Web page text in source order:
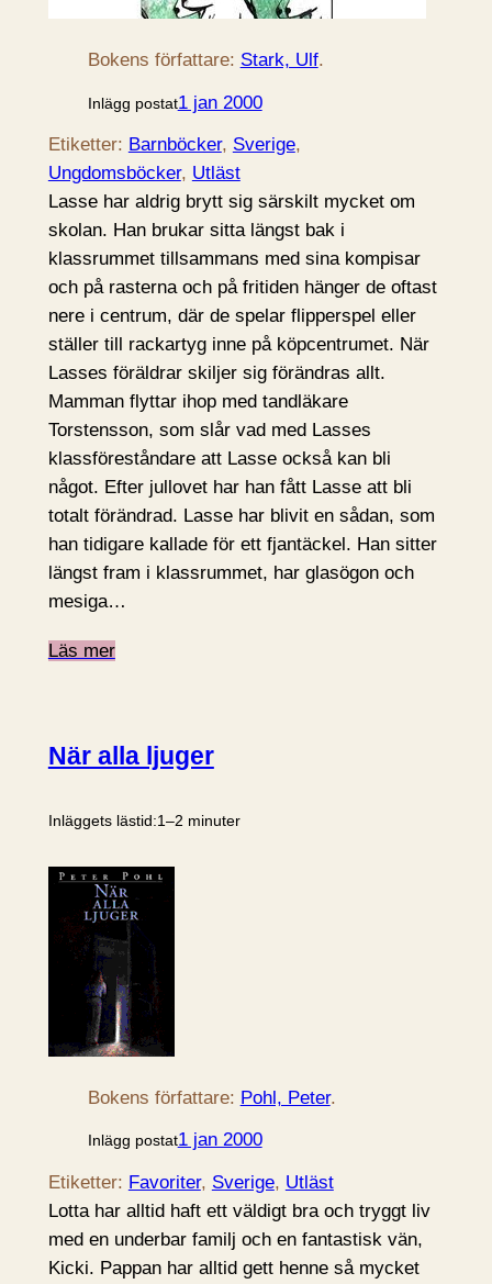
Bokens författare: Stark, Ulf.
Inlägg postat1 jan 2000
Etiketter: Barnböcker, Sverige
Ungdomsböcker, Utläst
Lasse har aldrig brytt sig särskilt mycket om
skolan. Han brukar sitta längst bak i
klassrummet tillsammans med sina kompisar
och på rasterna och på fritiden hänger de oftast
nere i centrum, där de spelar flipperspel eller
ställer till rackartyg inne på köpcentrumet. När
Lasses föräldrar skiljer sig förändras allt.
Mamman flyttar ihop med tandläkare
Torstensson, som slår vad med Lasses
klassföreståndare att Lasse också kan bli
något. Efter jullovet har han fått Lasse att bli
totalt förändrad. Lasse har blivit en sådan, som
han tidigare kallade för ett fjantäckel. Han sitter
längst fram i klassrummet, har glasögon och
mesiga…
Läs mer
När alla ljuger
Inläggets lästid:1–2 minuter
Bokens författare: Pohl, Peter.
Inlägg postat1 jan 2000
Etiketter: Favoriter, Sverige, Utläst
Lotta har alltid haft ett väldigt bra och tryggt liv
med en underbar familj och en fantastisk vän,
Kicki. Pappan har alltid gett henne så mycket